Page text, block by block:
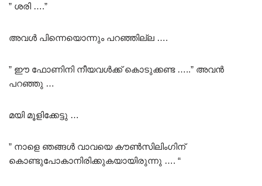
” ശരി ….”
അവൾ പിന്നെയൊന്നും പറഞ്ഞില്ല ….
” ഈ ഫോണിനി നീയവൾക്ക് കൊടുക്കണ്ട …..” അവൻ
പറഞ്ഞു …
മയി മൂളിക്കേട്ടു …
” നാളെ ഞങ്ങൾ വാവയെ കൗൺസിലിംഗിന്
കൊണ്ടുപോകാനിരിക്കുകയായിരുന്നു …. “